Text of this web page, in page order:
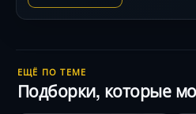
ЕЩЁ ПО ТЕМЕ
Подборки, которые